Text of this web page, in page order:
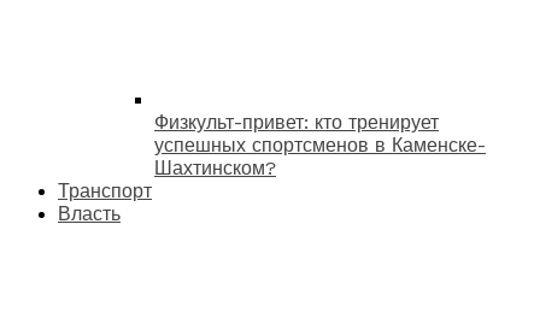
Физкульт-привет: кто тренирует
успешных спортсменов в Каменске-
Шахтинском?
Транспорт
Власть